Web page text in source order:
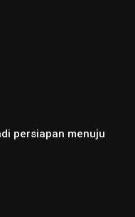
persiapan menuju